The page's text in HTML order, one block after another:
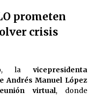
arancel de EE.UU. en
prometen
crisis
, lavicepresidenta
Andrés Manuel López
virtual, donde